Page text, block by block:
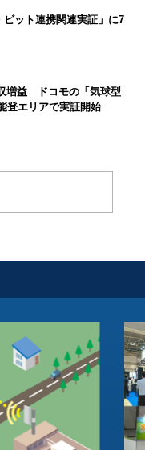
ット連携関連実証」に7
増益 ドコモの「気球型
登エリアで実証開始